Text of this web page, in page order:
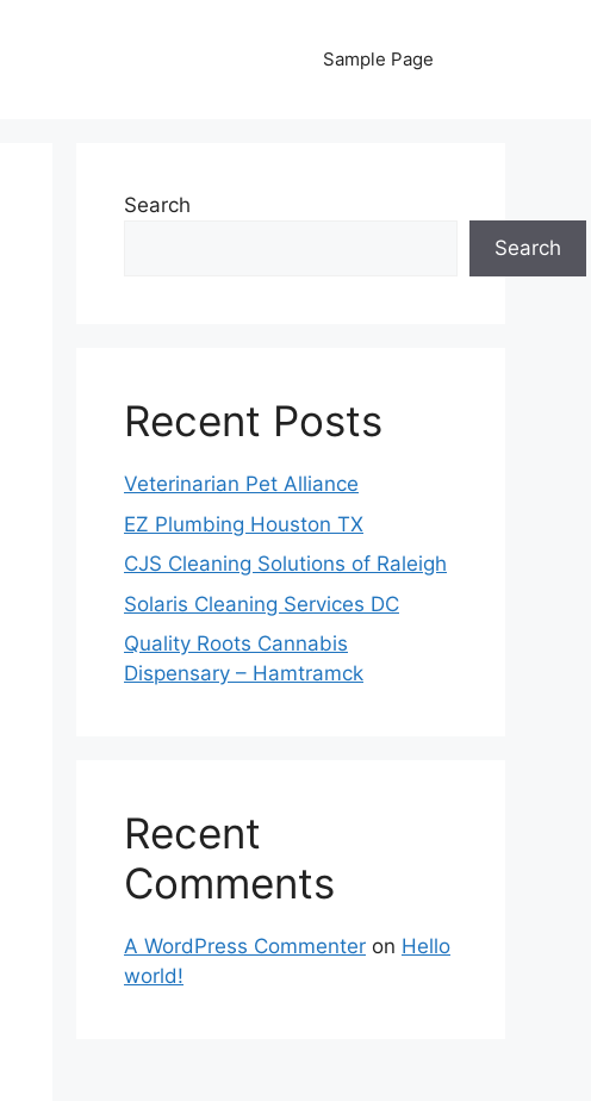
Sample Page
Search
Search
Recent Posts
Veterinarian Pet Alliance
EZ Plumbing Houston TX
CJS Cleaning Solutions of Raleigh
Solaris Cleaning Services DC
Quality Roots Cannabis
Dispensary – Hamtramck
Recent
Comments
A WordPress Commenter on Hello
world!